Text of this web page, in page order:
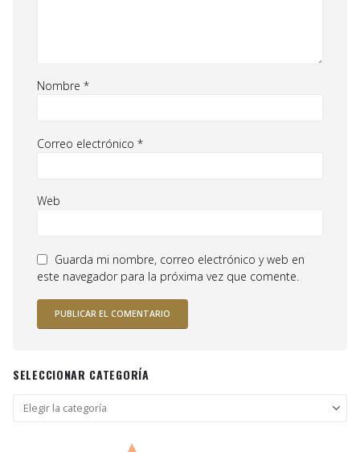
Nombre *
Correo electrónico *
Web
Guarda mi nombre, correo electrónico y web en
este navegador para la próxima vez que comente.
SELECCIONAR CATEGORÍA
Seleccionar
categoría